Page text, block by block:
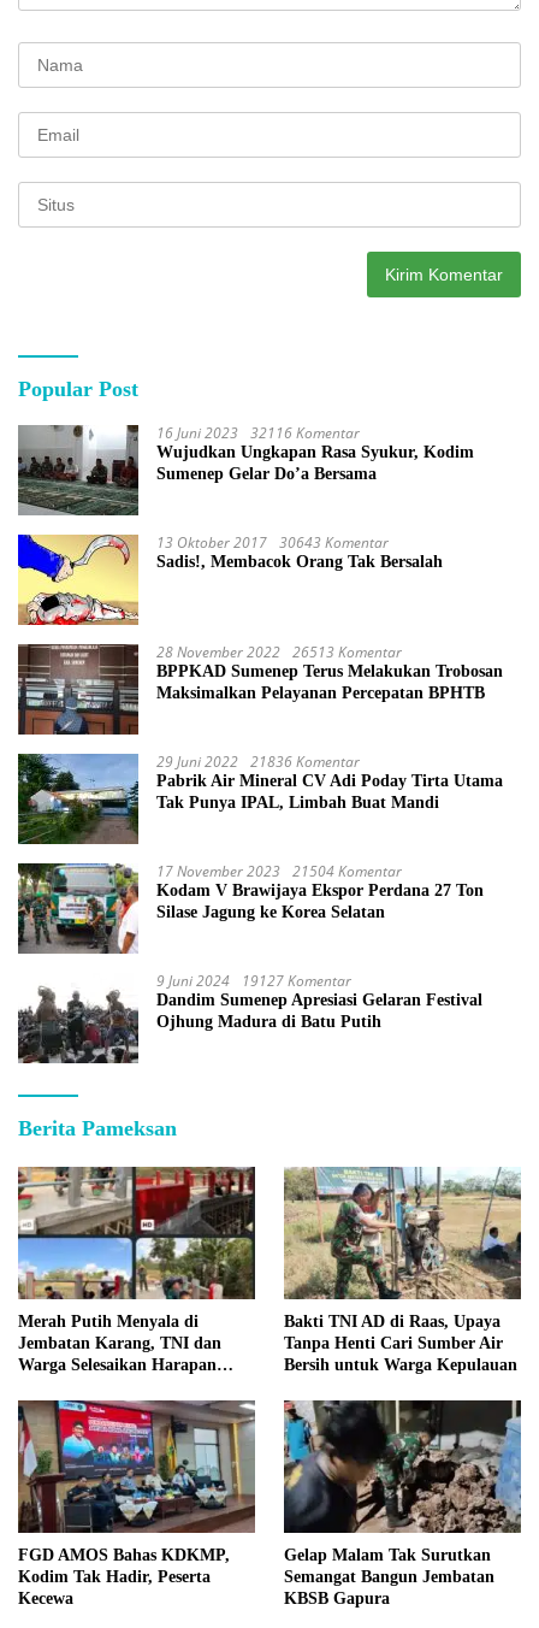
Popular Post
16 Juni 2023 32116 Komentar
Wujudkan Ungkapan Rasa Syukur, Kodim
Sumenep Gelar Do’a Bersama
13 Oktober 2017 30643 Komentar
Sadis!, Membacok Orang Tak Bersalah
28 November 2022 26513 Komentar
BPPKAD Sumenep Terus Melakukan Trobosan
Maksimalkan Pelayanan Percepatan BPHTB
29 Juni 2022 21836 Komentar
Pabrik Air Mineral CV Adi Poday Tirta Utama
Tak Punya IPAL, Limbah Buat Mandi
17 November 2023 21504 Komentar
Kodam V Brawijaya Ekspor Perdana 27 Ton
Silase Jagung ke Korea Selatan
9 Juni 2024 19127 Komentar
Dandim Sumenep Apresiasi Gelaran Festival
Ojhung Madura di Batu Putih
Berita Pameksan
Merah Putih Menyala di
Jembatan Karang, TNI dan
Warga Selesaikan Harapan
Bakti TNI AD di Raas, Upaya
Tanpa Henti Cari Sumber Air
Bersih untuk Warga Kepulauan
FGD AMOS Bahas KDKMP,
Kodim Tak Hadir, Peserta
Kecewa
Gelap Malam Tak Surutkan
Semangat Bangun Jembatan
KBSB Gapura